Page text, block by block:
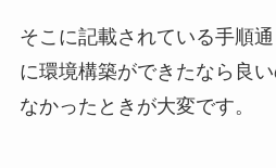
そこに記載されている手順
に環境構築ができたなら良
なかったときが大変です。